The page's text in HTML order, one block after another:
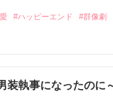
#ハッピーエンド #群像劇
装執事になったのに